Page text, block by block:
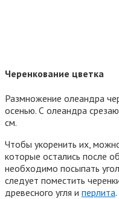
Черенкование цветка
Размножение олеандра
осенью. С олеандра
см.
Чтобы укоренить их,
которые остались после
необходимо посыпать
следует поместить
древесного угля и перлита.